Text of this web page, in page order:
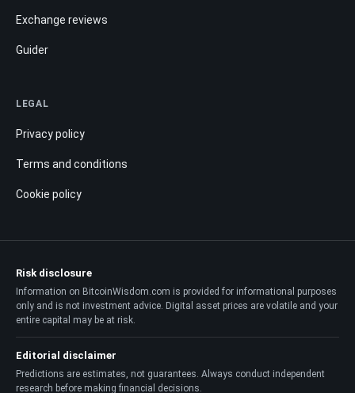
Exchange reviews
Guider
LEGAL
Privacy policy
Terms and conditions
Cookie policy
Risk disclosure
Information on BitcoinWisdom.com is provided for informational purposes
only and is not investment advice. Digital asset prices are volatile and your
entire capital may be at risk.
Editorial disclaimer
Predictions are estimates, not guarantees. Always conduct independent
research before making financial decisions.